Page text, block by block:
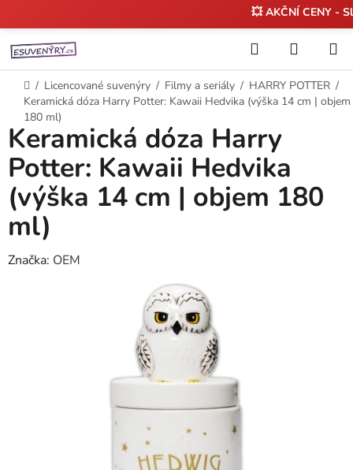
na
obsah
💥 AKČNÍ CENY -
Hledat
KOŠÍK
Domů
/ Licencované suvenýry / Filmy a seriály / HARRY POTTER /
Keramická dóza Harry Potter: Kawaii Hedvika (výška 14 cm | objem
180 ml)
Keramická dóza Harry
Potter: Kawaii Hedvika
(výška 14 cm | objem 180
ml)
Značka: OEM